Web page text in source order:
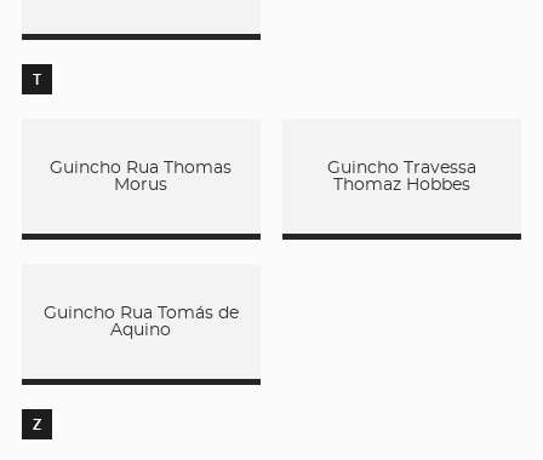
T
Guincho Rua Thomas
Morus
Guincho Travessa
Thomaz Hobbes
Guincho Rua Tomás de
Aquino
Z